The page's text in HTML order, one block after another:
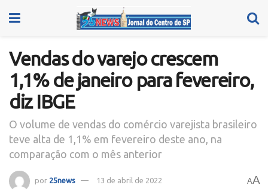
Vendas do varejo crescem
1,1% de janeiro para fevereiro,
diz IBGE
O volume de vendas do comércio varejista brasileiro
teve alta de 1,1% em fevereiro deste ano, na
comparação com o mês anterior
por 25news 13 de abril de 2022 AA